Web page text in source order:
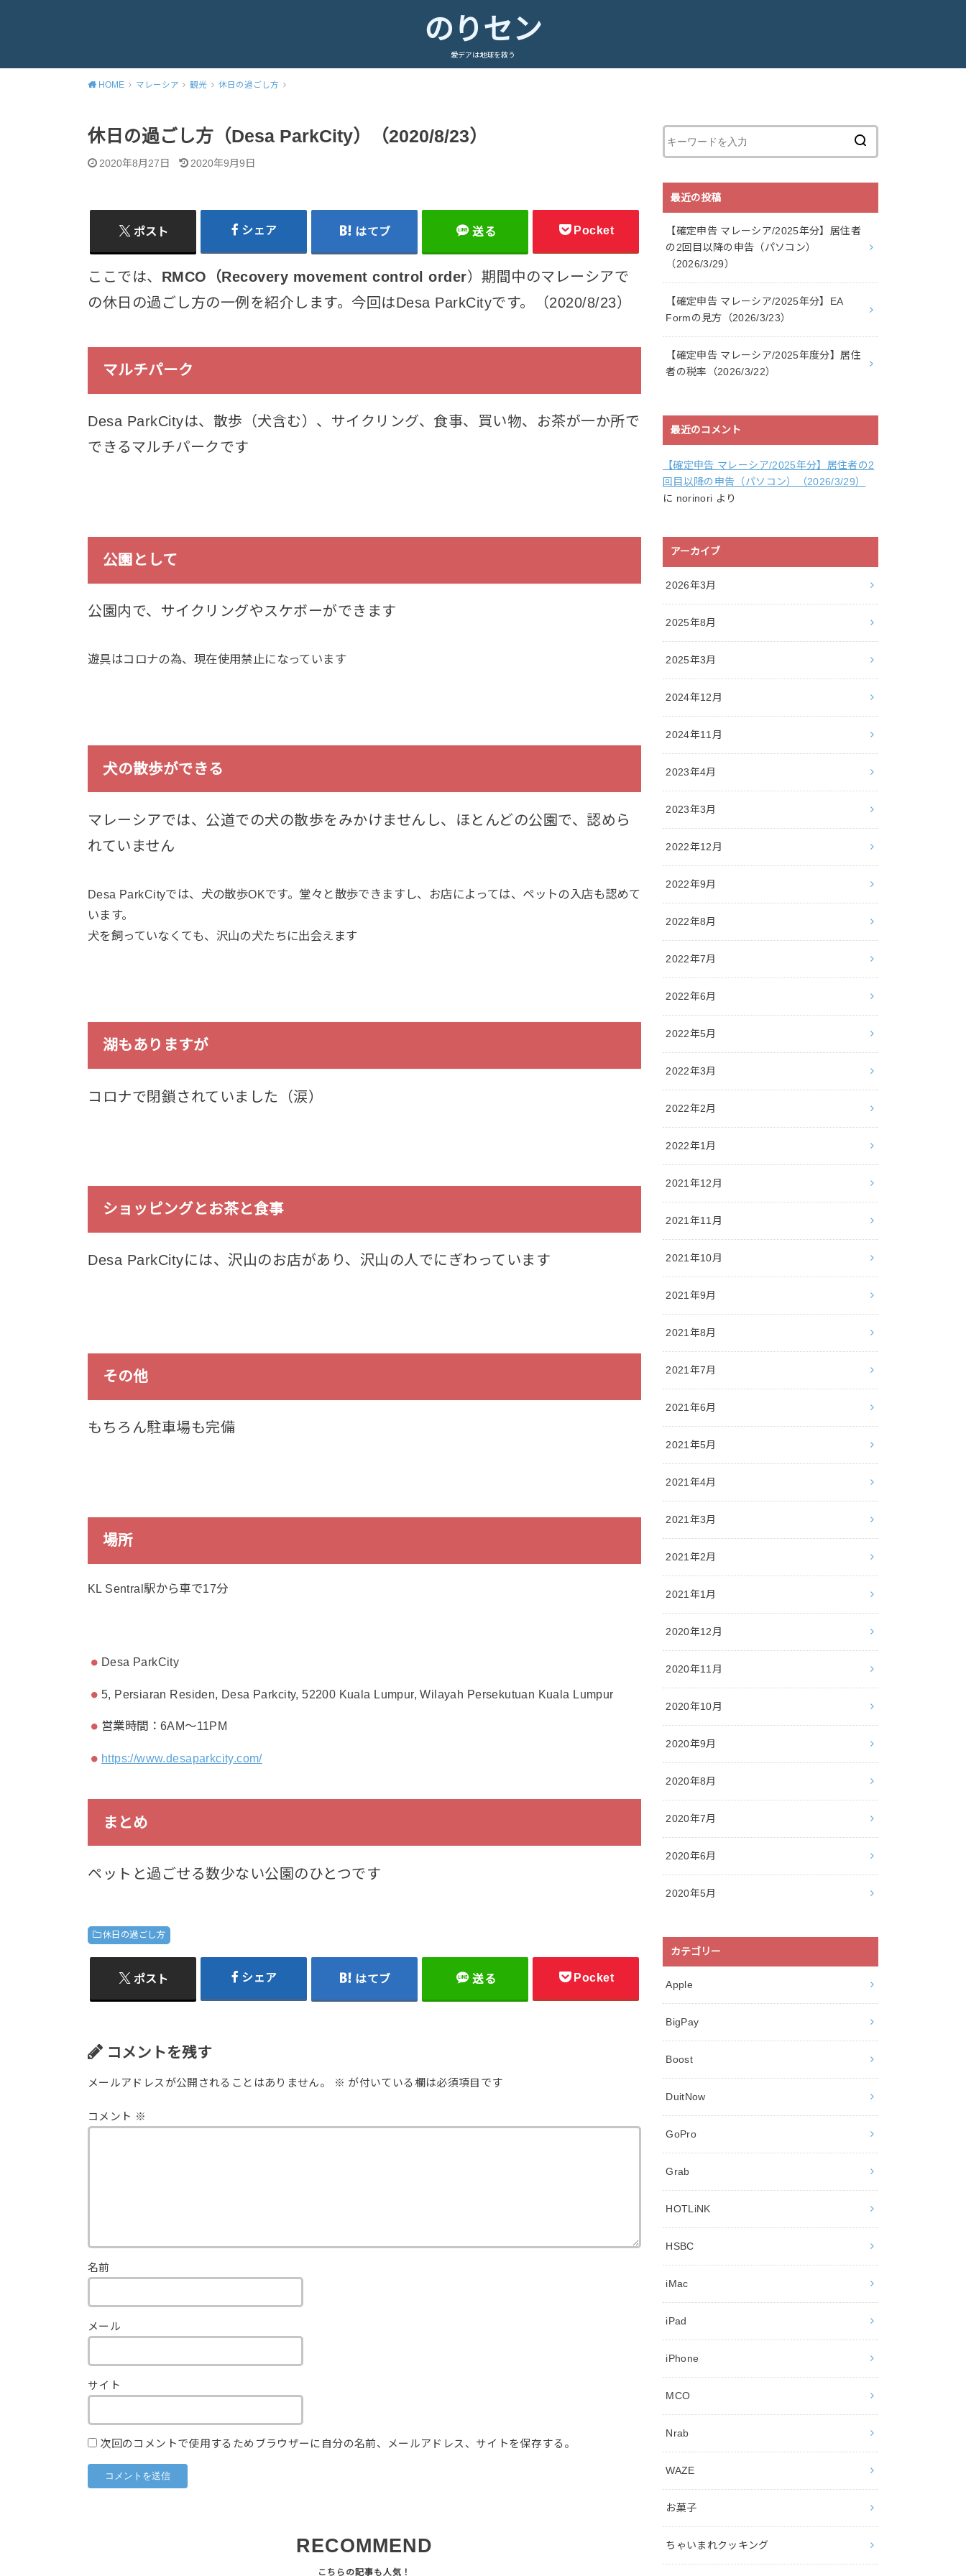
のりセン
愛デアは地球を救う
HOME マレーシア 観光 休日の過ごし方
休日の過ごし方（Desa ParkCity）（2020/8/23）
2020年8月27日 2020年9月9日
ポスト シェア はてブ 送る Pocket
ここでは、 RMCO（Recovery movement control order）期間中のマレーシアで
の休日の過ごし方の一例を紹介します。今回はDesa ParkCityです。（2020/8/23）
マルチパーク
Desa ParkCityは、散歩（犬含む）、サイクリング、食事、買い物、お茶が一か所で
できるマルチパークです
公園として
公園内で、サイクリングやスケボーができます
遊具はコロナの為、現在使用禁止になっています
犬の散歩ができる
マレーシアでは、公道での犬の散歩をみかけませんし、ほとんどの公園で、認めら
れていません
Desa ParkCityでは、犬の散歩OKです。堂々と散歩できますし、お店によっては、ペットの入店も認めて
います。
犬を飼っていなくても、沢山の犬たちに出会えます
湖もありますが
コロナで閉鎖されていました（涙）
ショッピングとお茶と食事
Desa ParkCityには、沢山のお店があり、沢山の人でにぎわっています
その他
もちろん駐車場も完備
場所
KL Sentral駅から車で17分
Desa ParkCity
5, Persiaran Residen, Desa Parkcity, 52200 Kuala Lumpur, Wilayah Persekutuan Kuala Lumpur
営業時間：6AM～11PM
https://www.desaparkcity.com/
まとめ
ペットと過ごせる数少ない公園のひとつです
休日の過ごし方
ポスト シェア はてブ 送る Pocket
コメントを残す
メールアドレスが公開されることはありません。 ※ が付いている欄は必須項目です
コメント ※
名前
メール
サイト
次回のコメントで使用するためブラウザーに自分の名前、メールアドレス、サイトを保存する。
RECOMMEND
最近の投稿
【確定申告 マレーシア/2025年分】居住者
の2回目以降の申告（パソコン）
（2026/3/29）
【確定申告 マレーシア/2025年分】EA
Formの見方（2026/3/23）
【確定申告 マレーシア/2025年度分】居住
者の税率（2026/3/22）
最近のコメント
【確定申告 マレーシア/2025年分】居住者の2
回目以降の申告（パソコン）（2026/3/29）
に norinori より
アーカイブ
2026年3月
2025年8月
2025年3月
2024年12月
2024年11月
2023年4月
2023年3月
2022年12月
2022年9月
2022年8月
2022年7月
2022年6月
2022年5月
2022年3月
2022年2月
2022年1月
2021年12月
2021年11月
2021年10月
2021年9月
2021年8月
2021年7月
2021年6月
2021年5月
2021年4月
2021年3月
2021年2月
2021年1月
2020年12月
2020年11月
2020年10月
2020年9月
2020年8月
2020年7月
2020年6月
2020年5月
カテゴリー
Apple
BigPay
Boost
DuitNow
GoPro
Grab
HOTLiNK
HSBC
iMac
iPad
iPhone
MCO
Nrab
WAZE
お菓子
ちゃいまれクッキング